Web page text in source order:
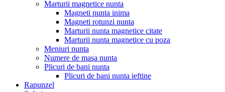
Marturii magnetice nunta
Magneti nunta inima
Magneti rotunzi nunta
Marturii nunta magnetice citate
Marturii nunta magnetice cu poza
Meniuri nunta
Numere de masa nunta
Plicuri de bani nunta
Plicuri de bani nunta ieftine
Rapunzel